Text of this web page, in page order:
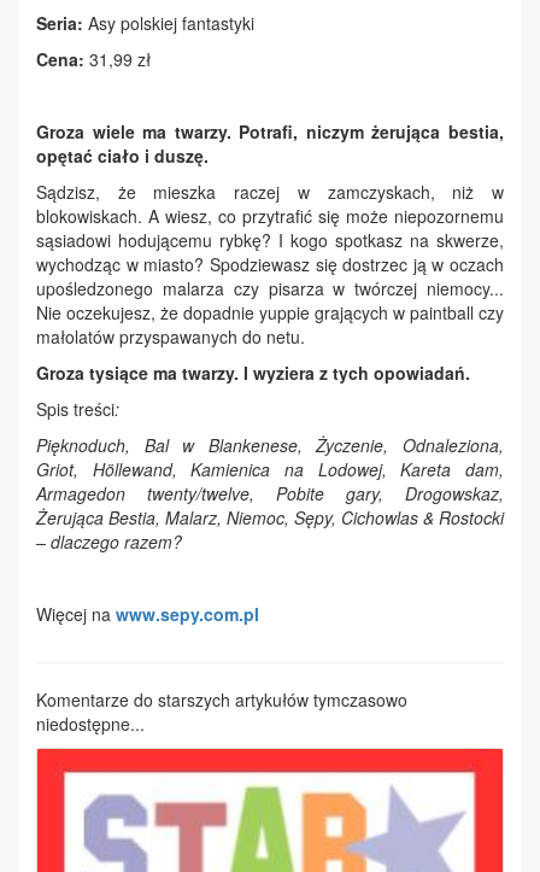
Seria: Asy polskiej fantastyki
Cena: 31,99 zł
Groza wiele ma twarzy. Potrafi, niczym żerująca bestia,
opętać ciało i duszę.
Sądzisz, że mieszka raczej w zamczyskach, niż w
blokowiskach. A wiesz, co przytrafić się może niepozornemu
sąsiadowi hodującemu rybkę? I kogo spotkasz na skwerze,
wychodząc w miasto? Spodziewasz się dostrzec ją w oczach
upośledzonego malarza czy pisarza w twórczej niemocy...
Nie oczekujesz, że dopadnie yuppie grających w paintball czy
małolatów przyspawanych do netu.
Groza tysiące ma twarzy. I wyziera z tych opowiadań.
Spis treści:
Pięknoduch, Bal w Blankenese, Życzenie, Odnaleziona,
Griot, Höllewand,Kamienica na Lodowej, Kareta dam,
Armagedon twenty/twelve, Pobite gary, Drogowskaz,
Żerująca Bestia, Malarz, Niemoc, Sępy, Cichowlas & Rostocki
– dlaczego razem?
Więcej na www.sepy.com.pl
Komentarze do starszych artykułów tymczasowo
niedostępne...